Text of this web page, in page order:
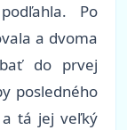
Po
a dvoma
do prvej
posledného
a tá jej veľký